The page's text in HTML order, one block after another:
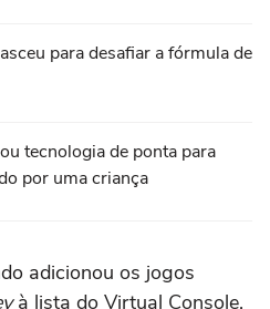
para desafiar a fórmula de
tecnologia de ponta para
por uma criança
adicionou os jogos
à lista do Virtual Console.